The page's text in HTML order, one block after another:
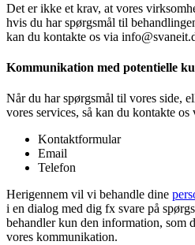
Det er ikke et krav, at vores
hvis du har spørgsmål til
kan du kontakte os via
Kommunikation med potentielle
Når du har spørgsmål til vores side,
vores services, så kan du kontakte os
Kontaktformular
Email
Telefon
Herigennem vil vi behandle dine
i en dialog med dig fx svare på
behandler kun den information, som
vores kommunikation.